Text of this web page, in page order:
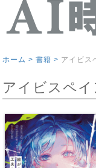
ホーム > 書籍 > アイビス
アイビスペ